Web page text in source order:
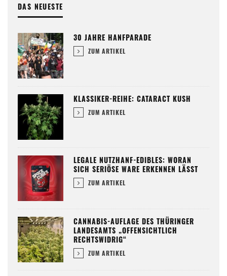
DAS NEUESTE
30 JAHRE HANFPARADE
ZUM ARTIKEL
KLASSIKER-REIHE: CATARACT KUSH
ZUM ARTIKEL
LEGALE NUTZHANF-EDIBLES: WORAN
SICH SERIÖSE WARE ERKENNEN LÄSST
ZUM ARTIKEL
CANNABIS-AUFLAGE DES THÜRINGER
LANDESAMTS „OFFENSICHTLICH
RECHTSWIDRIG“
ZUM ARTIKEL